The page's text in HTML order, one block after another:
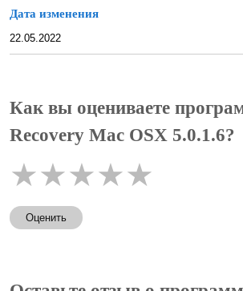
Дата изменения
22.05.2022
Как вы оцениваете
Recovery Mac OSX 5.0.1.6?
★★★★★
Оценить